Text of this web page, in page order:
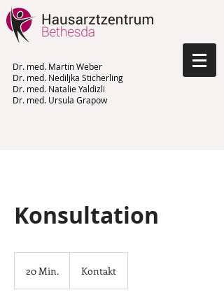
Dr. med. Martin Weber
Dr. med. Nediljka Sticherling
Dr. med. Natalie Yaldizli
Dr. med. Ursula Grapow
Konsultation
20 Min. Kontakt